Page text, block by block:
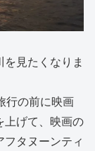
見たくなりま
行の前に映画
上げて、映画の
タヌーンティ